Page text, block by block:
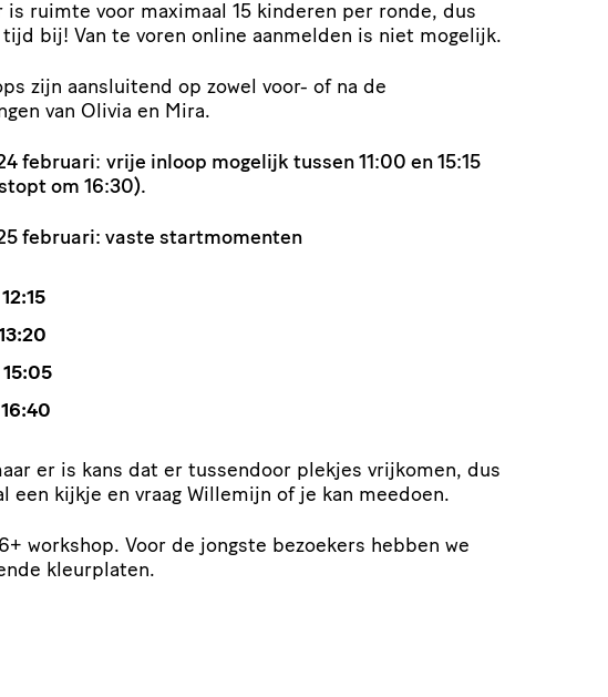
is ruimte voor maximaal 15 kinderen per ronde, dus
bij! Van te voren online aanmelden is niet mogelijk.
zijn aansluitend op zowel voor- of na de
van Olivia en Mira.
februari: vrije inloop mogelijk tussen 11:00 en 15:15
om 16:30).
februari: vaste startmomenten
er is kans dat er tussendoor plekjes vrijkomen, dus
een kijkje en vraag Willemijn of je kan meedoen.
workshop. Voor de jongste bezoekers hebben we
kleurplaten.